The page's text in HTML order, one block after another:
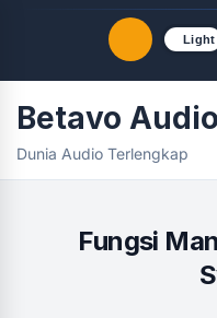
Light
Quick Links
LATEST UPDATES
FOLLOW US
Betavo
Dunia Audio Terlengkap
Fungsi